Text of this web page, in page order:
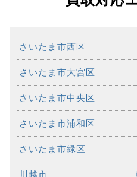
さいたま市西区
さいたま市大宮区
さいたま市中央区
さいたま市浦和区
さいたま市緑区
川越市